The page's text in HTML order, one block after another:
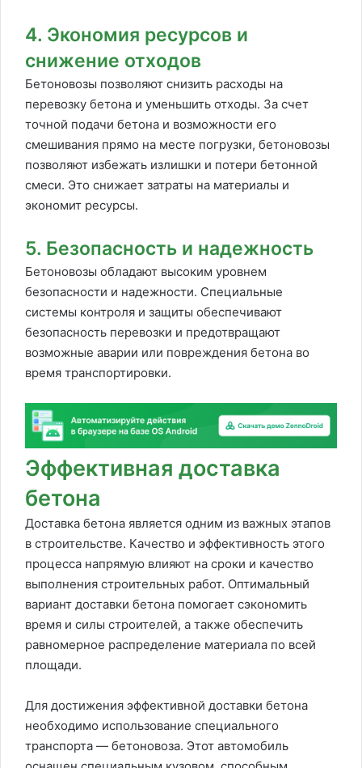
4. Экономия ресурсов и
снижение отходов
Бетоновозы позволяют снизить расходы на
перевозку бетона и уменьшить отходы. За счет
точной подачи бетона и возможности его
смешивания прямо на месте погрузки, бетоновозы
позволяют избежать излишки и потери бетонной
смеси. Это снижает затраты на материалы и
экономит ресурсы.
5. Безопасность и надежность
Бетоновозы обладают высоким уровнем
безопасности и надежности. Специальные
системы контроля и защиты обеспечивают
безопасность перевозки и предотвращают
возможные аварии или повреждения бетона во
время транспортировки.
Эффективная доставка
бетона
Доставка бетона является одним из важных этапов
в строительстве. Качество и эффективность этого
процесса напрямую влияют на сроки и качество
выполнения строительных работ. Оптимальный
вариант доставки бетона помогает сэкономить
время и силы строителей, а также обеспечить
равномерное распределение материала по всей
площади.
Для достижения эффективной доставки бетона
необходимо использование специального
транспорта — бетоновоза. Этот автомобиль